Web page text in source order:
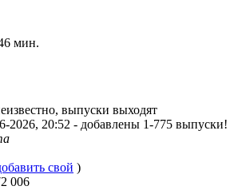
мин.
выпуски выходят
2026, 20:52 - добавлены 1-775 выпуски!
свой )
006